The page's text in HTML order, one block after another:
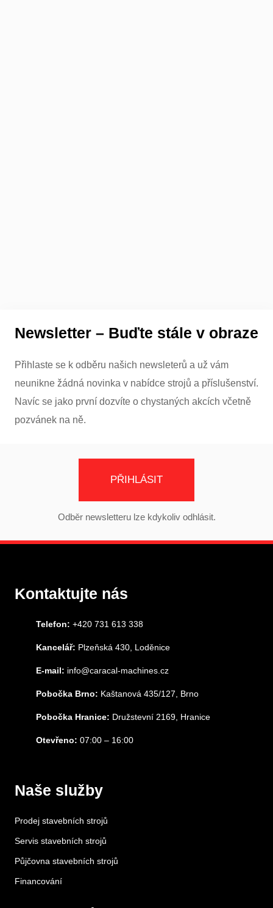
Newsletter – Buďte stále v obraze
Přihlaste se k odběru našich newsleterů a už vám
neunikne žádná novinka v nabídce strojů a příslušenství.
Navíc se jako první dozvíte o chystaných akcích včetně
pozvánek na ně.
PŘIHLÁSIT
Odběr newsletteru lze kdykoliv odhlásit.
Kontaktujte nás
Telefon: +420 731 613 338
Kancelář: Plzeňská 430, Loděnice
E-mail: info@caracal-machines.cz
Pobočka Brno: Kaštanová 435/127, Brno
Pobočka Hranice: Družstevní 2169, Hranice
Otevřeno: 07:00 – 16:00
Naše služby
Prodej stavebních strojů
Servis stavebních strojů
Půjčovna stavebních strojů
Financování